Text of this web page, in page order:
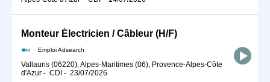
Monteur Électricien / Câbleur (H/F)
Emploi Adsearch
Vallauris (06220), Alpes-Maritimes (06), Provence-Alpes-Côte
d'Azur - CDI - 23/07/2026